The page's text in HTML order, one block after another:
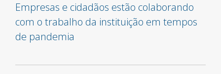
Empresas e cidadãos estão colaborando
com o trabalho da instituição em tempos
de pandemia